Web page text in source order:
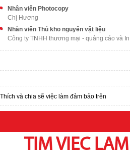
Nhân viên Photocopy
Chị Hương
Nhân viên Thủ kho nguyên vật liệu
Công ty TNHH thương mại - quảng cáo và
Thích và chia sẽ việc làm đảm bảo trên
TIM VIEC